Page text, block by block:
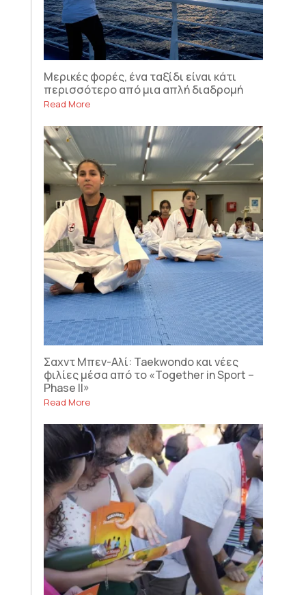
Μερικές φορές, ένα ταξίδι είναι κάτι
περισσότερο από μια απλή διαδρομή
Read More
Σαχντ Μπεν-Αλί: Taekwondo και νέες
φιλίες μέσα από το «Together in Sport –
Phase II»
Read More